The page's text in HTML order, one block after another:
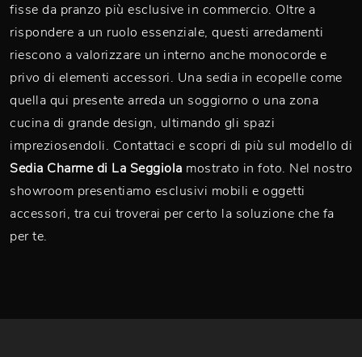
fisse da pranzo più esclusive in commercio. Oltre a
rispondere a un ruolo essenziale, questi arredamenti
riescono a valorizzare un interno anche monocorde e
privo di elementi accessori. Una sedia in ecopelle come
quella qui presente arreda un soggiorno o una zona
cucina di grande design, ultimando gli spazi
impreziosendoli. Contattaci e scopri di più sul modello di
Sedia Charme di La Seggiola mostrato in foto. Nel nostro
showroom presentiamo esclusivi mobili e oggetti
accessori, tra cui troverai per certo la soluzione che fa
per te.